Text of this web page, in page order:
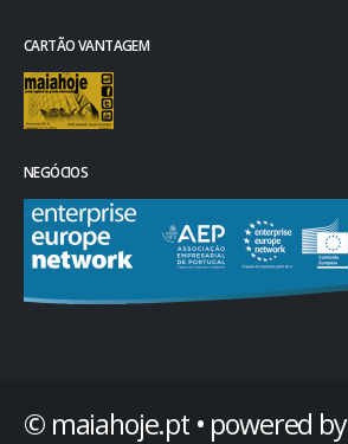
CARTÃO VANTAGEM
NEGÓCIOS
© maiahoje.pt • powered by